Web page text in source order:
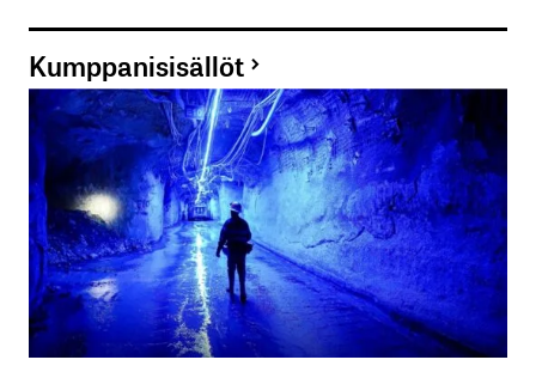
Kumppanisisällöt